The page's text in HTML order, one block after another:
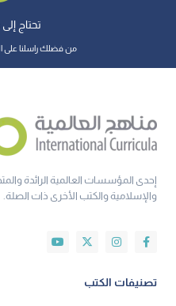
تحتاج
من فضلك راسلنا على الرقم
إحدى المؤسسات العالمية الرائدة
والإسلامية والكتب الأخرى ذات الصلة.
تصنيفات الكتب